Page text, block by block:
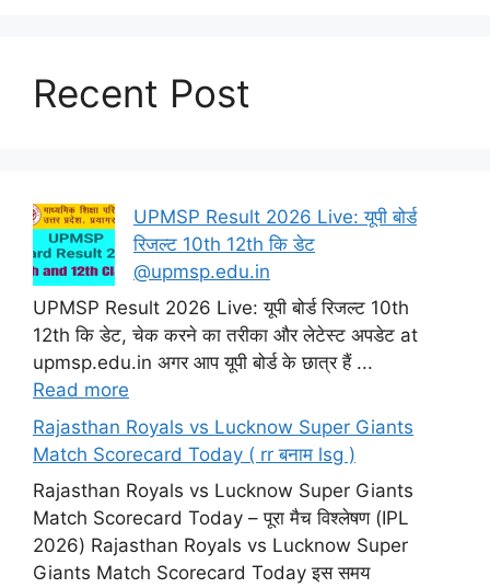
Recent Post
UPMSP Result 2026 Live: यूपी बोर्ड
रिजल्ट 10th 12th कि डेट
@upmsp.edu.in
UPMSP Result 2026 Live: यूपी बोर्ड रिजल्ट 10th
12th कि डेट, चेक करने का तरीका और लेटेस्ट अपडेट at
upmsp.edu.in अगर आप यूपी बोर्ड के छात्र हैं ...
Read more
Rajasthan Royals vs Lucknow Super Giants
Match Scorecard Today ( rr बनाम lsg )
Rajasthan Royals vs Lucknow Super Giants
Match Scorecard Today – पूरा मैच विश्लेषण (IPL
2026) Rajasthan Royals vs Lucknow Super
Giants Match Scorecard Today इस समय